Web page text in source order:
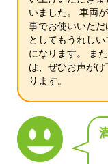
いました。 車両
事でお使いいた
としてもうれし
になります。 ま
は、ぜひお声が
ります。